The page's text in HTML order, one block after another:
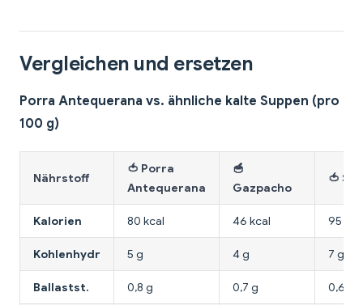
Vergleichen und ersetzen
Porra Antequerana vs. ähnliche kalte Suppen (pro
100 g)
Nährstoff
🍅 Porra
Antequerana
🥣
Gazpacho
🍅
Kalorien 80 kcal 46 kcal 95
Kohlenhydr 5 g 4 g 7 g
Ballastst. 0,8 g 0,7 g 0,6 g